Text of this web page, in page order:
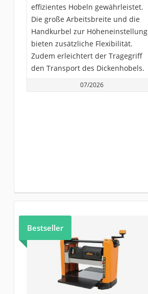
effizientes Hobeln gewährleistet.
Die große Arbeitsbreite und die
Handkurbel zur Höheneinstellung
bieten zusätzliche Flexibilität.
Zudem erleichtert der Tragegriff
den Transport des Dickenhobels.
07/2026
Bestseller